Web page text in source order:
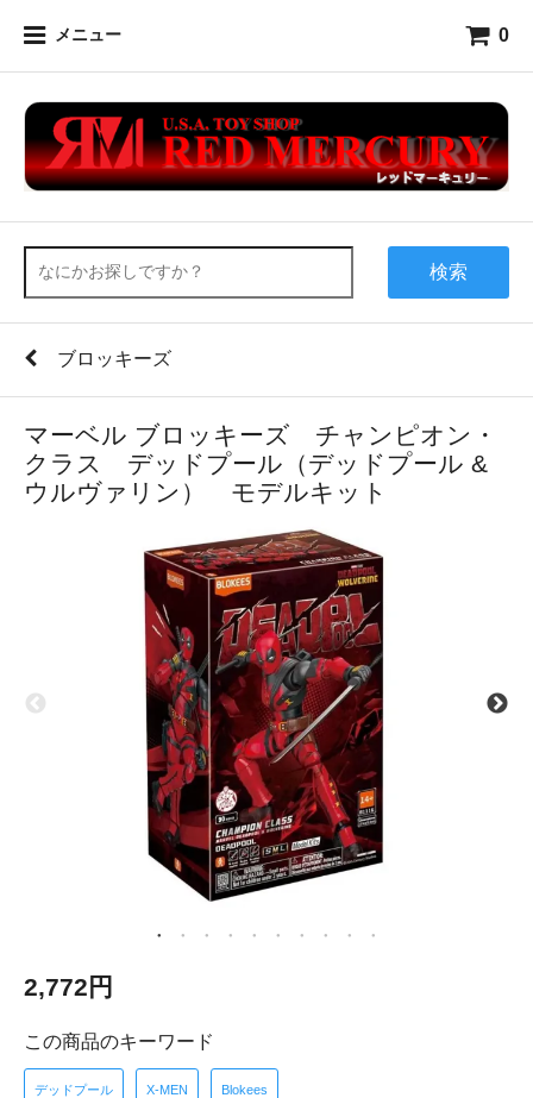
メニュー 0
検索
ブロッキーズ
マーベル ブロッキーズ チャンピオン・
クラス デッドプール（デッドプール &
ウルヴァリン） モデルキット
2,772円
この商品のキーワード
デッドプール X-MEN Blokees